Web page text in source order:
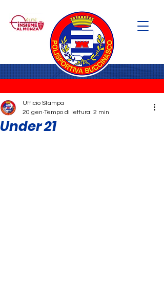
Under 21
Ufficio Stampa
20 gen Tempo di lettura: 2 min